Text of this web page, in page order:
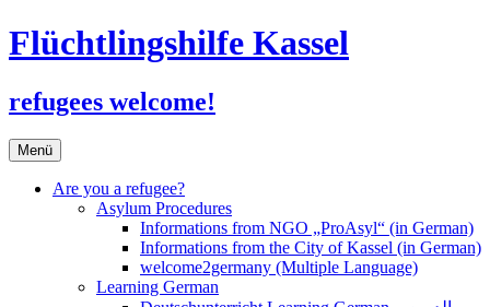
Flüchtlingshilfe Kassel
refugees welcome!
Menü Zum
Inhalt
springen
Are you a refugee?
Asylum Procedures
Informations from NGO „ProAsyl“ (in German)
Informations from the City of Kassel (in German)
welcome2germany (Multiple Language)
Learning German